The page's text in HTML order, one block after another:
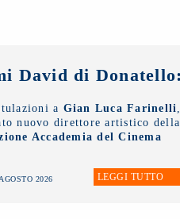
a Gian Luca Farinelli,
nuovo direttore artistico della
Accademia del Cinema
è socio
2026 LEGGI TUTTO